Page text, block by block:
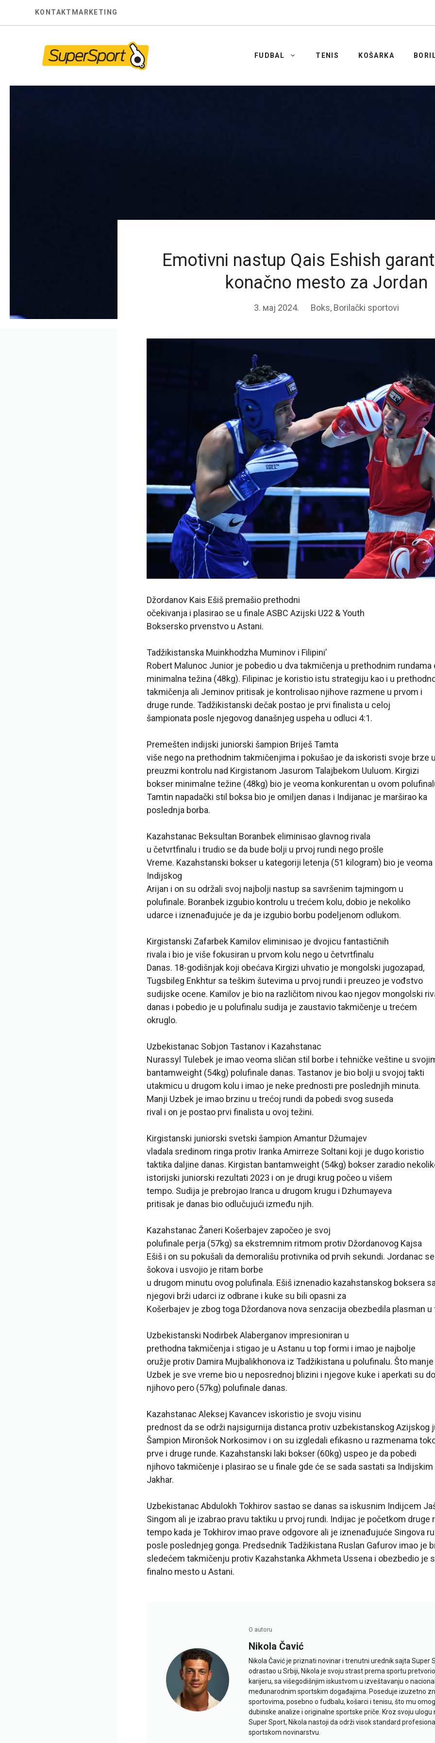
KONTAKT MARKETING
FUDBAL TENIS KOŠARKA
Emotivni nastup Qais Eshish
konačno mesto za Jordan
3. мај 2024. Boks, Borilački sportovi
Džordanov Kais Ešiš premašio prethodni
očekivanja i plasirao se u finale ASBC Azijski U22 & Youth
Boksersko prvenstvo u Astani.
Tadžikistanska Muinkhodzha Muminov i Filipini’
Robert Malunoc Junior je pobedio u dva takmičenja u prethodnim rundama
minimalna težina (48kg). Filipinac je koristio istu strategiju kao i u
takmičenja ali Jeminov pritisak je kontrolisao njihove razmene u prvom i
druge runde. Tadžikistanski dečak postao je prvi finalista u celoj
šampionata posle njegovog današnjeg uspeha u odluci 4:1.
Premešten indijski juniorski šampion Briješ Tamta
više nego na prethodnim takmičenjima i pokušao je da iskoristi svoje brze
preuzmi kontrolu nad Kirgistanom Jasurom Talajbekom Uuluom. Kirgizi
bokser minimalne težine (48kg) bio je veoma konkurentan u ovom
Tamtin napadački stil boksa bio je omiljen danas i Indijanac je marširao ka
poslednja borba.
Kazahstanac Beksultan Boranbek eliminisao glavnog rivala
u četvrtfinalu i trudio se da bude bolji u prvoj rundi nego prošle
Vreme. Kazahstanski bokser u kategoriji letenja (51 kilogram) bio je
Indijskog
Arijan i on su održali svoj najbolji nastup sa savršenim tajmingom u
polufinale. Boranbek izgubio kontrolu u trećem kolu, dobio je nekoliko
udarce i iznenađujuće je da je izgubio borbu podeljenom odlukom.
Kirgistanski Zafarbek Kamilov eliminisao je dvojicu fantastičnih
rivala i bio je više fokusiran u prvom kolu nego u četvrtfinalu
Danas. 18-godišnjak koji obećava Kirgizi uhvatio je mongolski jugozapad,
Tugsbileg Enkhtur sa teškim šutevima u prvoj rundi i preuzeo je vođstvo
sudijske ocene. Kamilov je bio na različitom nivou kao njegov mongolski
danas i pobedio je u polufinalu sudija je zaustavio takmičenje u trećem
okruglo.
Uzbekistanac Sobjon Tastanov i Kazahstanac
Nurassyl Tulebek je imao veoma sličan stil borbe i tehničke veštine u
bantamweight (54kg) polufinale danas. Tastanov je bio bolji u svojoj takti
utakmicu u drugom kolu i imao je neke prednosti pre poslednjih minuta.
Manji Uzbek je imao brzinu u trećoj rundi da pobedi svog suseda
rival i on je postao prvi finalista u ovoj težini.
Kirgistanski juniorski svetski šampion Amantur Džumajev
vladala sredinom ringa protiv Iranka Amirreze Soltani koji je dugo koristio
taktika daljine danas. Kirgistan bantamweight (54kg) bokser zaradio
istorijski juniorski rezultati 2023 i on je drugi krug počeo u višem
tempo. Sudija je prebrojao Iranca u drugom krugu i Dzhumayeva
pritisak je danas bio odlučujući između njih.
Kazahstanac Žaneri Košerbajev započeo je svoj
polufinale perja (57kg) sa ekstremnim ritmom protiv Džordanovog Kajsa
Ešiš i on su pokušali da demorališu protivnika od prvih sekundi. Jordanac
šokova i usvojio je ritam borbe
u drugom minutu ovog polufinala. Ešiš iznenadio kazahstanskog boksera
njegovi brži udarci iz odbrane i kuke su bili opasni za
Košerbajev je zbog toga Džordanova nova senzacija obezbedila plasman u
Uzbekistanski Nodirbek Alaberganov impresioniran u
prethodna takmičenja i stigao je u Astanu u top formi i imao je najbolje
oružje protiv Damira Mujbalikhonova iz Tadžikistana u polufinalu. Što manje
Uzbek je sve vreme bio u neposrednoj blizini i njegove kuke i aperkati su
njihovo pero (57kg) polufinale danas.
Kazahstanac Aleksej Kavancev iskoristio je svoju visinu
prednost da se održi najsigurnija distanca protiv uzbekistanskog Azijskog
Šampion Mironšok Norkosimov i on su izgledali efikasno u razmenama
prve i druge runde. Kazahstanski laki bokser (60kg) uspeo je da pobedi
njihovo takmičenje i plasirao se u finale gde će se sada sastati sa Indijskim
Jakhar.
Uzbekistanac Abdulokh Tokhirov sastao se danas sa iskusnim Indijcem
Singom ali je izabrao pravu taktiku u prvoj rundi. Indijac je početkom druge
tempo kada je Tokhirov imao prave odgovore ali je iznenađujuće Singova
posle poslednjeg gonga. Predsednik Tadžikistana Ruslan Gafurov imao je
sledećem takmičenju protiv Kazahstanka Akhmeta Ussena i obezbedio je
finalno mesto u Astani.
O autoru
Nikola Čavić
Nikola Čavić je priznati novinar i trenutni urednik sajta Super
odrastao u Srbiji, Nikola je svoju strast prema sportu
karijeru, sa višegodišnjim iskustvom u izveštavanju o
međunarodnim sportskim događajima. Poseduje izuzetno
sportovima, posebno o fudbalu, košarci i tenisu, što mu
dubinske analize i originalne sportske priče. Kroz svoju ulogu
Super Sport, Nikola nastoji da održi visok standard
sportskom novinarstvu.